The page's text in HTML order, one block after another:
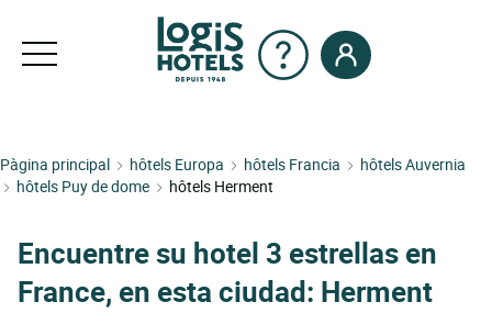
Pàgina principal hôtels Europa hôtels Francia
hôtels Auvernia
hôtels Puy de dome
hôtels Herment
Encuentre su hotel 3 estrellas en
France, en esta ciudad: Herment